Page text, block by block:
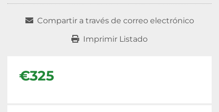
Compartir a través de correo electrónico
Imprimir Listado
€325